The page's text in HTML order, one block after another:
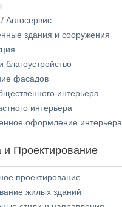
Автосервис
здания и сооружения
благоустройство
фасадов
интерьера
интерьера
оформление интерьера
и Проектирование
проектирование
жилых зданий